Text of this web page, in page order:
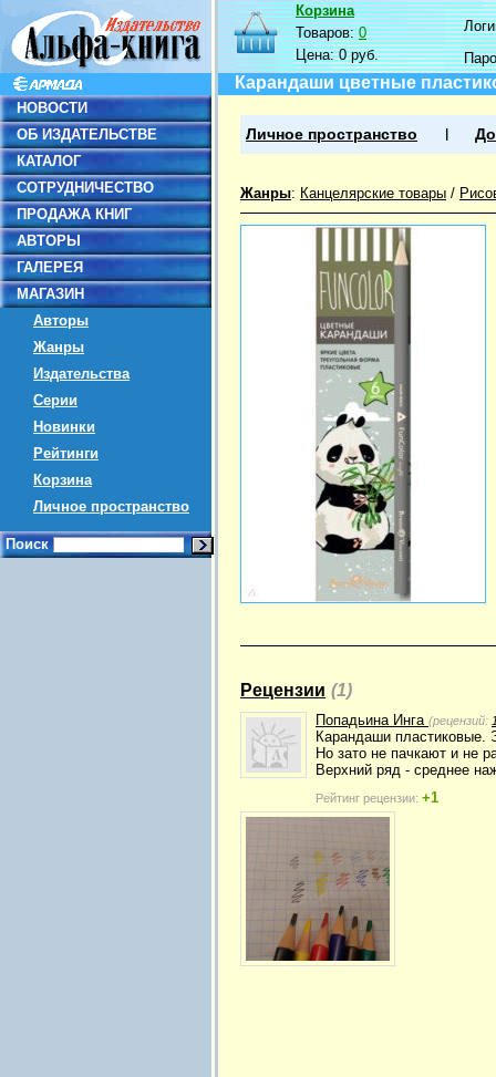
НОВОСТИ
ОБ ИЗДАТЕЛЬСТВЕ
КАТАЛОГ
СОТРУДНИЧЕСТВО
ПРОДАЖА КНИГ
АВТОРЫ
ГАЛЕРЕЯ
МАГАЗИН
Авторы
Жанры
Издательства
Серии
Новинки
Рейтинги
Корзина
Личное пространство
Поиск
Корзина
Товаров:0
Цена:0 руб.
Карандаши цветные
Личное пространство
Жанры: Канцелярские товары /
Рецензии (1)
Попадьина Инга (рецензий:
Карандаши пластиковые.
Но зато не пачкают и не
Верхний ряд - среднее
Рейтинг рецензии: +1